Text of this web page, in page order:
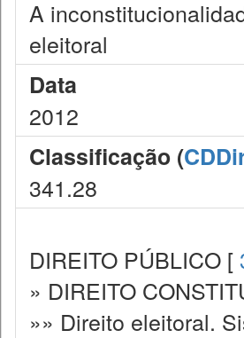
A
eleitoral
Data
2012
Classificação (
341.28
DIREITO PÚBLICO [
» DIREITO
»» Direito eleitoral.